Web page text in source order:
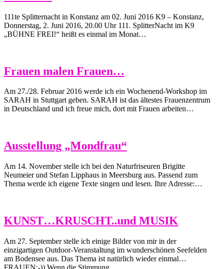
111te Splitternacht in Konstanz am 02. Juni 2016 K9 – Konstanz,
Donnerstag, 2. Juni 2016, 20.00 Uhr 111. SplitterNacht im K9
„BÜHNE FREI!“ heißt es einmal im Monat…
Frauen malen Frauen…
Am 27./28. Februar 2016 werde ich ein Wochenend-Workshop im
SARAH in Stuttgart geben. SARAH ist das ältestes Frauenzentrum
in Deutschland und ich freue mich, dort mit Frauen arbeiten…
Ausstellung „Mondfrau“
Am 14. November stelle ich bei den Naturfriseuren Brigitte
Neumeier und Stefan Lipphaus in Meersburg aus. Passend zum
Thema werde ich eigene Texte singen und lesen. Ihre Adresse:…
KUNST…KRUSCHT..und MUSIK
Am 27. September stelle ich einige Bilder von mir in der
einzigartigen Outdoor-Veranstaltung im wunderschönen Seefelden
am Bodensee aus. Das Thema ist natürlich wieder einmal…
FRAUEN:-)) Wenn die Stimmung…